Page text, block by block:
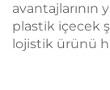
avantajlarının
plastik içecek
lojistik ürünü